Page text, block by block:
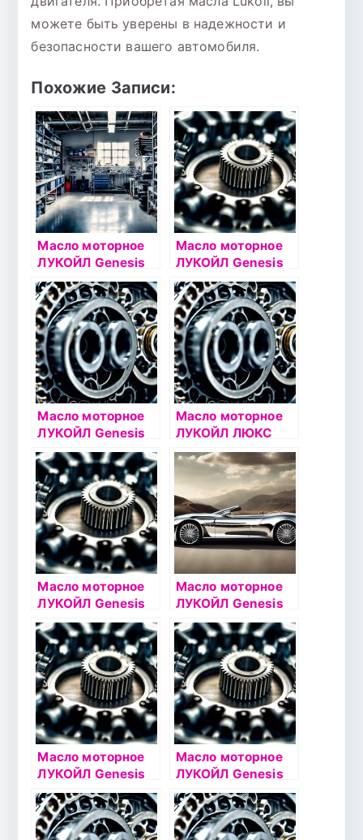
можете быть уверены в надежности и
безопасности вашего автомобиля.
Похожие Записи:
Масло моторное
ЛУКОЙЛ Genesis
ARMORTECH
5W30 1л
Масло моторное
ЛУКОЙЛ Genesis
ADVANCED 5W40
1л
Масло моторное
ЛУКОЙЛ Genesis
CLARITECH 5W30
4л
Масло моторное
ЛУКОЙЛ ЛЮКС
5W30 4л
синтетическое
Масло моторное
ЛУКОЙЛ Genesis
GLIDETECH 5W30
1л
Масло моторное
ЛУКОЙЛ Genesis
POLARTECH 0W40
1л
Масло моторное
ЛУКОЙЛ Genesis
ARMORTECH
5W30 4л
Масло моторное
ЛУКОЙЛ Genesis
ARMORTECH VN
5W30 1л